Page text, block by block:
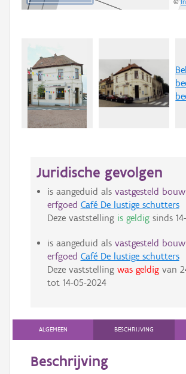
©
Juridische gevolgen
is aangeduid als vastgesteld
erfgoed Café De lustige schutters
Deze vaststelling is geldigsinds
is aangeduid als vastgesteld
erfgoed Café De lustige schutters
Deze vaststelling was geldigvan
tot 14-05-2024
ALGEMEEN BESCHRIJVING
Beschrijving